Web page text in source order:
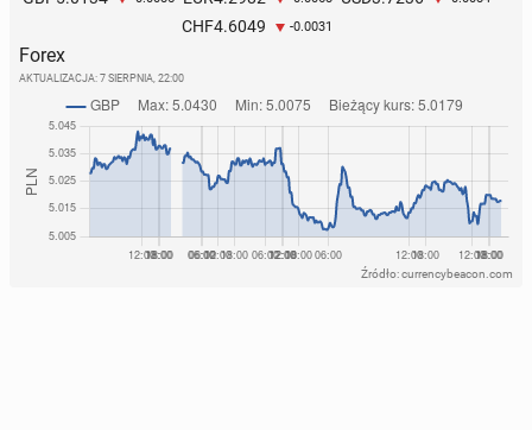
CHF4.6049 -0.0031
Forex
AKTUALIZACJA: 7 SIERPNIA, 22:00
Źródło: currencybeacon.com